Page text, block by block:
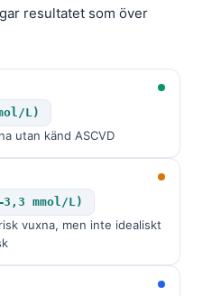
resultatet som över
L)
utan känd ASCVD
mmol/L)
vuxna, men inte idealiskt